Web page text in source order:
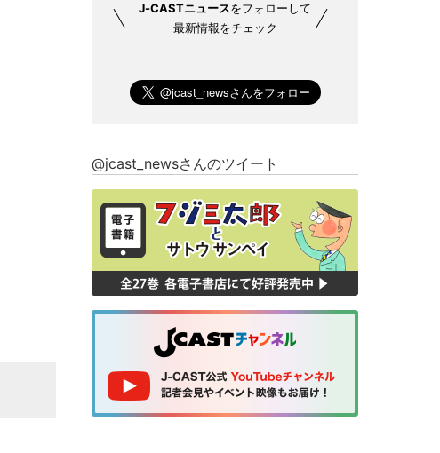
J-CASTニュースをフォローして
最新情報をチェック
@jcast_newsさんのツイート